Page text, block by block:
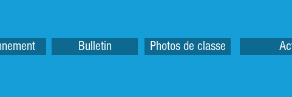
Bulletin Photos de classe